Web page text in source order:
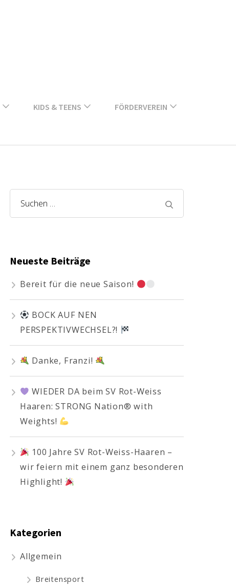
KIDS & TEENS
FÖRDERVEREIN
Suchen
nach:
Neueste Beiträge
Bereit für die neue Saison!
BOCK AUF NEN
PERSPEKTIVWECHSEL?!
Danke, Franzi!
WIEDER DA beim SV Rot-Weiss
Haaren: STRONG Nation® with
Weights!
100 Jahre SV Rot-Weiss-Haaren –
wir feiern mit einem ganz besonderen
Highlight!
Kategorien
Allgemein
Breitensport